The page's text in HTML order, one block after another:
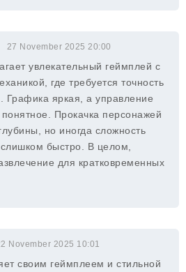
27 November 2025 20:00
увлекательный геймплей с
где требуется точность
Графика яркая, а управление
понятное. Прокачка персонажей
но иногда сложность
слишком быстро. В целом,
для кратковременных
November 2025 10:01
своим геймплеем и стильной